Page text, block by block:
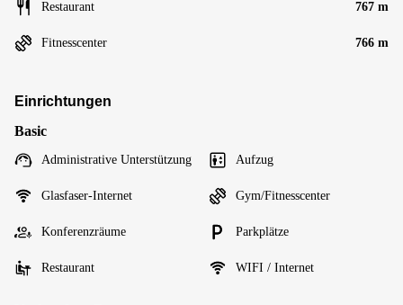
Restaurant 767 m
Fitnesscenter 766 m
Einrichtungen
Basic
Administrative Unterstützung Aufzug
Glasfaser-Internet Gym/Fitnesscenter
Konferenzräume Parkplätze
Restaurant WIFI / Internet